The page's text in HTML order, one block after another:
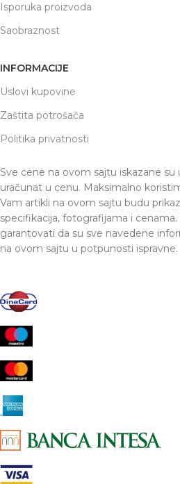
Isporuka proizvoda
Saobraznost
INFORMACIJE
Uslovi kupovine
Zaštita potrošača
Politika privatnosti
Sve cene na ovom sajtu iskazane su
uračunat u cenu. Maksimalno
Vam artikli na ovom sajtu budu
specifikacija, fotografijama i
garantovati da su sve navedene
na ovom sajtu u potpunosti ispravne.